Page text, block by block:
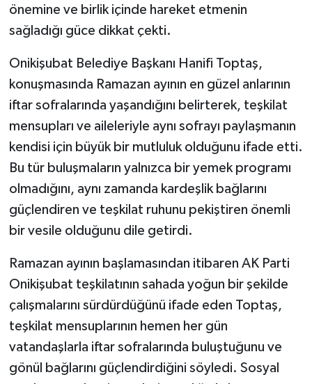
önemine ve birlik içinde hareket etmenin
sağladığı güce dikkat çekti.
Onikişubat Belediye Başkanı Hanifi Toptaş,
konuşmasında Ramazan ayının en güzel anlarının
iftar sofralarında yaşandığını belirterek, teşkilat
mensupları ve aileleriyle aynı sofrayı paylaşmanın
kendisi için büyük bir mutluluk olduğunu ifade etti.
Bu tür buluşmaların yalnızca bir yemek programı
olmadığını, aynı zamanda kardeşlik bağlarını
güçlendiren ve teşkilat ruhunu pekiştiren önemli
bir vesile olduğunu dile getirdi.
Ramazan ayının başlamasından itibaren AK Parti
Onikişubat teşkilatının sahada yoğun bir şekilde
çalışmalarını sürdürdüğünü ifade eden Toptaş,
teşkilat mensuplarının hemen her gün
vatandaşlarla iftar sofralarında buluştuğunu ve
gönül bağlarını güçlendirdiğini söyledi. Sosyal